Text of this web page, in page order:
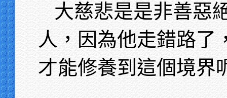
大慈悲是是非善惡
人，因為他走錯路了
才能修養到這個境界